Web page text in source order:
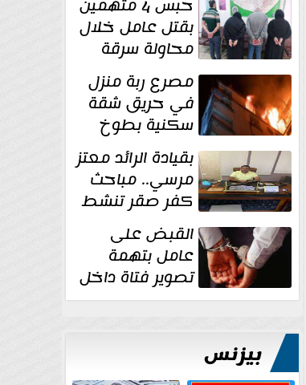
حبس 4 متهمين
بقتل عامل خلال
محاولة سرقة
دراجة نارية في
المنوفية مصرع ربة منزل
في حريق شقة
سكنية بطوخ
بقيادة الرائد معتز
مرسي.. مباحث
كفر صقر تنشط
بقوة وتوجه
ضربات أمنية... القبض على
عامل بتهمة
تصوير فتاة داخل
غرفة تغيير
بيزنس